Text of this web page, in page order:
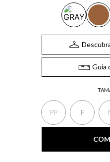
PP P
Guia